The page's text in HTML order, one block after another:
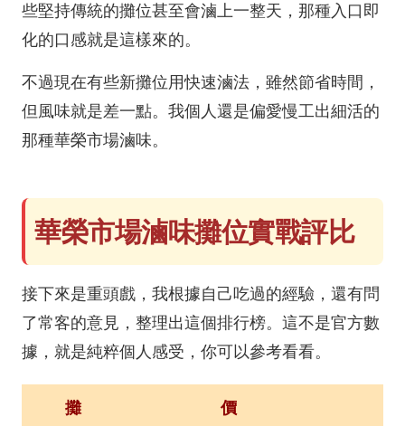
些堅持傳統的攤位甚至會滷上一整天，那種入口即
化的口感就是這樣來的。
不過現在有些新攤位用快速滷法，雖然節省時間，
但風味就是差一點。我個人還是偏愛慢工出細活的
那種華榮市場滷味。
華榮市場滷味攤位實戰評比
接下來是重頭戲，我根據自己吃過的經驗，還有問
了常客的意見，整理出這個排行榜。這不是官方數
據，就是純粹個人感受，你可以參考看看。
攤
價